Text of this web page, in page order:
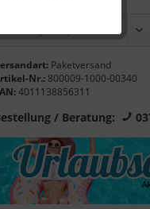
Paketversand
Nr.: 800009-1000-00340
4011138856311
/ Beratung: